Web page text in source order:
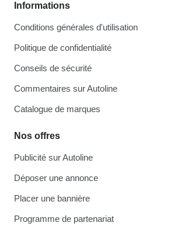
Informations
Conditions générales d'utilisation
Politique de confidentialité
Conseils de sécurité
Commentaires sur Autoline
Catalogue de marques
Nos offres
Publicité sur Autoline
Déposer une annonce
Placer une bannière
Programme de partenariat